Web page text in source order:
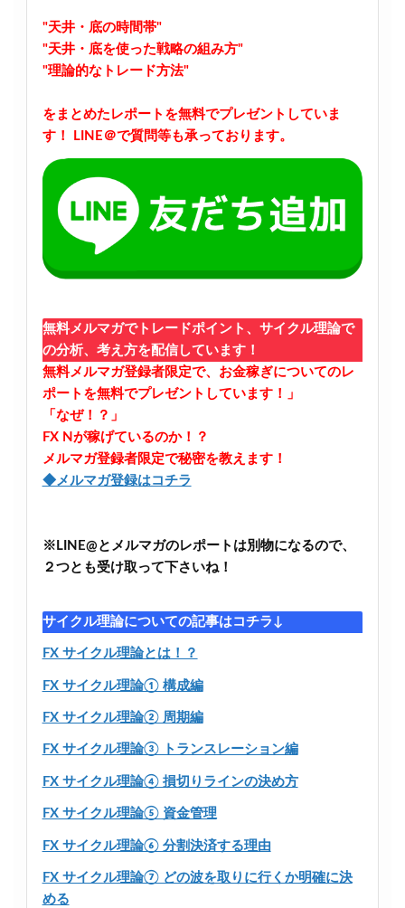
"天井・底の時間帯"
"天井・底を使った戦略の組み方"
"理論的なトレード方法"
をまとめたレポートを無料でプレゼントしていま
す！
LINE＠で質問等も承っております。
無料メルマガでトレードポイント、サイクル理論で
の分析、考え方を配信しています！
無料メルマガ登録者限定で、お金稼ぎについてのレ
ポートを無料でプレゼントしています！」
「なぜ！？」
FX Nが稼げているのか！？
メルマガ登録者限定で秘密を教えます！
◆メルマガ登録はコチラ
※LINE@とメルマガのレポートは別物になるので、
２つとも受け取って下さいね！
サイクル理論についての記事はコチラ↓
FX サイクル理論とは！？
FX サイクル理論① 構成編
FX サイクル理論② 周期編
FX サイクル理論③ トランスレーション編
FX サイクル理論④ 損切りラインの決め方
FX サイクル理論⑤ 資金管理
FX サイクル理論⑥ 分割決済する理由
FX サイクル理論⑦ どの波を取りに行くか明確に決
める